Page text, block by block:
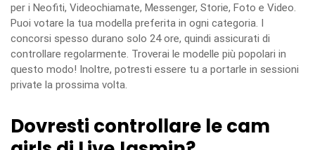
per i Neofiti, Videochiamate, Messenger, Storie, Foto e Video.
Puoi votare la tua modella preferita in ogni categoria. I
concorsi spesso durano solo 24 ore, quindi assicurati di
controllare regolarmente. Troverai le modelle più popolari in
questo modo! Inoltre, potresti essere tu a portarle in sessioni
private la prossima volta.
Dovresti controllare lecam